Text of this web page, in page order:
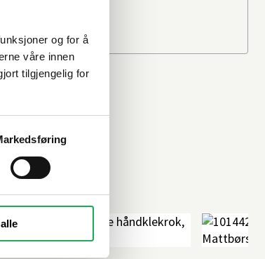
og for å
våre innen
tilgjengelig for